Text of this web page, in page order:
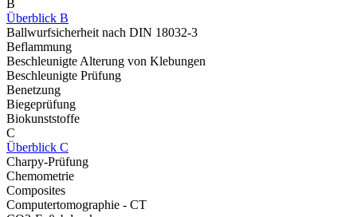
B
Überblick B
Ballwurfsicherheit nach DIN 18032-3
Beflammung
Beschleunigte Alterung von Klebungen
Beschleunigte Prüfung
Benetzung
Biegeprüfung
Biokunststoffe
C
Überblick C
Charpy-Prüfung
Chemometrie
Composites
Computertomographie - CT